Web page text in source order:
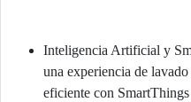
Inteligencia Artificial y
una experiencia de
eficiente con